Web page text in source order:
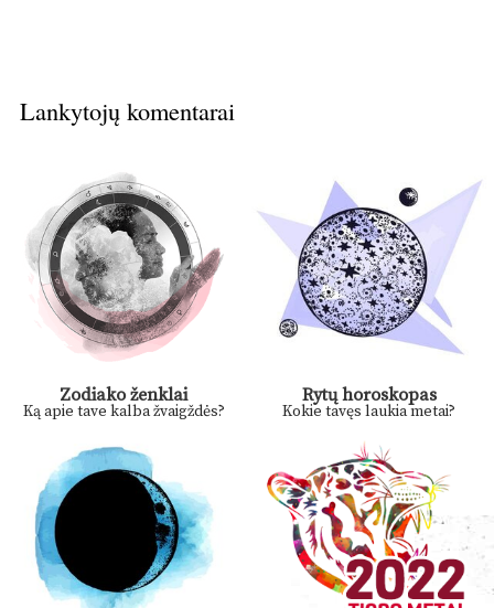
Lankytojų komentarai
Zodiako ženklai
Ką apie tave kalba žvaigždės?
Rytų horoskopas
Kokie tavęs laukia metai?